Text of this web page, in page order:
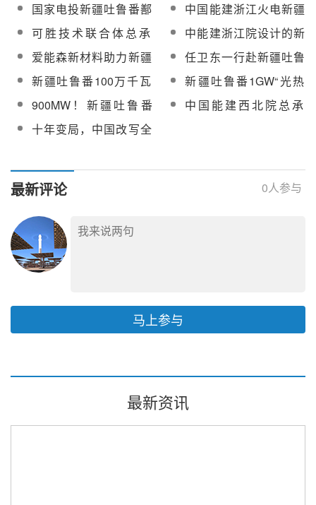
国家电投新疆吐鲁番鄯
善七克台100MW光热发
电项目化盐服务招标
中国能建浙江火电新疆
吐鲁番光热+光伏项目首
屏吸热器管排吊装就位
可胜技术联合体总承
包！浙江火电新疆吐鲁
番100MW光热项目完成
全部定日镜组装安装
中能建浙江院设计的新
疆吐鲁番光热+光伏一体
化项目220千伏汇集站
倒送电一次成功
爱能森新材料助力新疆
吐鲁番光热光伏项目完
成15000吨熔盐共晶任
务
任卫东一行赴新疆吐鲁
番鄯善七克台100MW光
热发电项目现场督导检
查
新疆吐鲁番100万千瓦
光热+光伏一体化项目汽
轮机扣缸成功
新疆吐鲁番1GW“光热
+光伏”一体化项目300兆
瓦光伏全容量并网发电
900MW！新疆吐鲁番
“光热+光伏”项目光伏工
程全容量并网发电
中国能建西北院总承
十年变局，中国改写全
最新评论 0人参与
马上参与
最新资讯